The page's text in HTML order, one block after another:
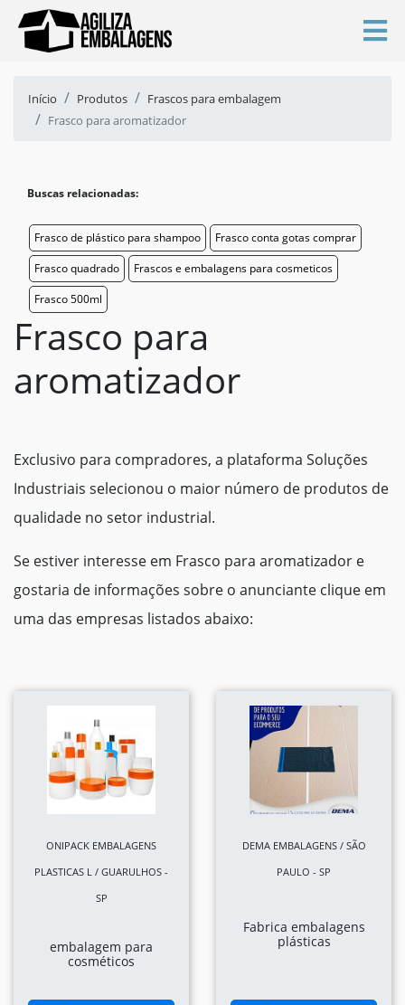
Início Produtos
Frascos para embalagem
Frasco para aromatizador
Buscas relacionadas:
Frasco de plástico para shampoo
Frasco conta gotas comprar
Frasco quadrado
Frascos e embalagens para cosmeticos
Frasco 500ml
Frasco para
aromatizador
Exclusivo para compradores, a plataforma Soluções
Industriais selecionou o maior número de produtos de
qualidade no setor industrial.
Se estiver interesse em Frasco para aromatizador e
gostaria de informações sobre o anunciante clique em
uma das empresas listados abaixo:
ONIPACK EMBALAGENS
PLASTICAS L / GUARULHOS -
SP
embalagem para
cosméticos
DEMA EMBALAGENS / SÃO
PAULO - SP
Fabrica embalagens
plásticas